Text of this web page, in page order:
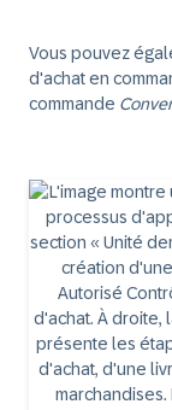
Vous pouvez
d'achat en
commande